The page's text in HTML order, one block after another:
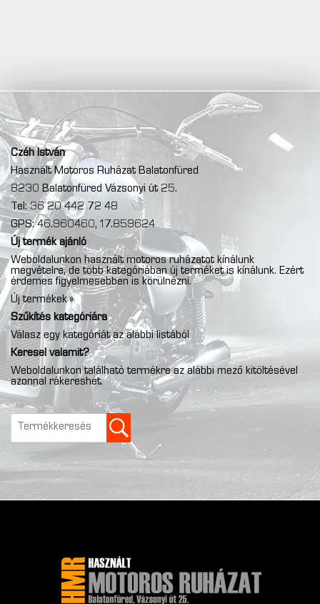
Czéh István
Használt Motoros Ruházat Balatonfüred
8230 Balatonfüred Vázsonyi út 25.
Tel: 36 20 442 72 48
GPS: 46.960460, 17.859624
Új termék ajánló
Weboldalunkon használt motoros ruházatot kínálunk
megvételre, de több kategóriában új terméket is kínálunk. Ezért
érdemes figyelmesebben is körülnézni.
Új termékek »
Szűkítés kategóriára
Válasz egy kategóriát az alábbi listából
Keresel valamit?
Weboldalunkon található termékre az alábbi mező kitöltésével
azonnal rákereshet.